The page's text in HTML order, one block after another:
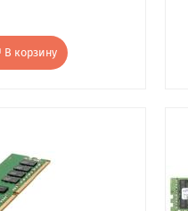
В корзину